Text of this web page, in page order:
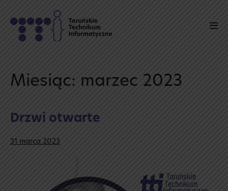
content
Miesiąc: marzec 2023
Drzwi otwarte
31 marca 2023